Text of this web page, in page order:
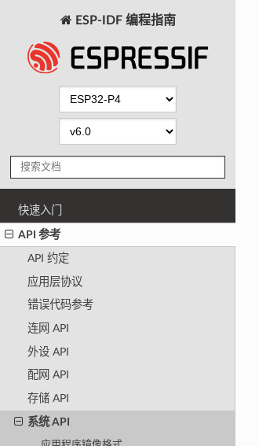
ESP-IDF 编程指南
快速入门
API 参考
API 约定
应用层协议
错误代码参考
连网 API
外设 API
配网 API
存储 API
系统 API